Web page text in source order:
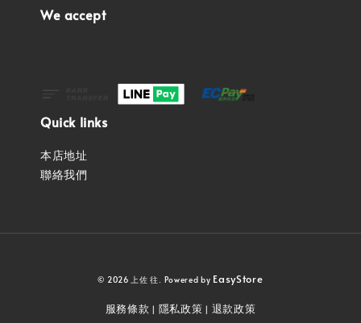
We accept
Quick links
本店地址
聯絡我們
© 2026 上佐 往. Powered by EasyStore
服務條款 | 隱私政策 | 退款政策